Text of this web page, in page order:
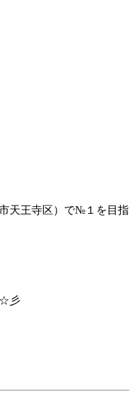
天王寺区）で№１を目指
☆彡